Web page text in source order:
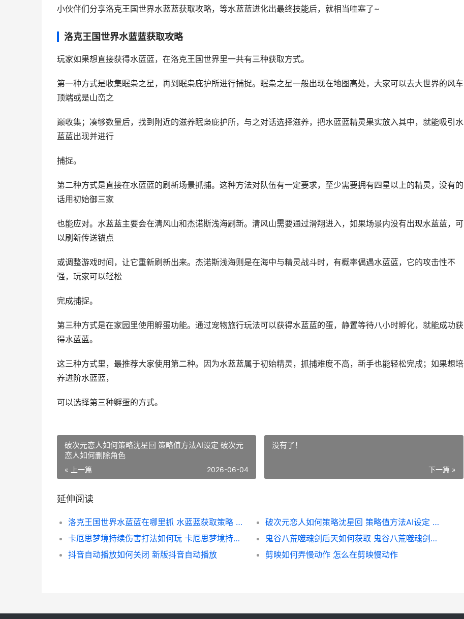
小伙伴们分享洛克王国世界水蓝蓝获取攻略，等水蓝蓝进化出最终技能后，就相当哇塞了~
洛克王国世界水蓝蓝获取攻略
玩家如果想直接获得水蓝蓝，在洛克王国世界里一共有三种获取方式。
第一种方式是收集眠枭之星，再到眠枭庇护所进行捕捉。眠枭之星一般出现在地图高处，大家可以去大世界的风车
顶端或是山峦之
巅收集；凑够数量后，找到附近的滋养眠枭庇护所，与之对话选择滋养，把水蓝蓝精灵果实放入其中，就能吸引水
蓝蓝出现并进行
捕捉。
第二种方式是直接在水蓝蓝的刷新场景抓捕。这种方法对队伍有一定要求，至少需要拥有四星以上的精灵，没有的
话用初始御三家
也能应对。水蓝蓝主要会在清风山和杰诺斯浅海刷新。清风山需要通过滑翔进入，如果场景内没有出现水蓝蓝，可
以刷新传送锚点
或调整游戏时间，让它重新刷新出来。杰诺斯浅海则是在海中与精灵战斗时，有概率偶遇水蓝蓝，它的攻击性不
强，玩家可以轻松
完成捕捉。
第三种方式是在家园里使用孵蛋功能。通过宠物旅行玩法可以获得水蓝蓝的蛋，静置等待八小时孵化，就能成功获
得水蓝蓝。
这三种方式里，最推荐大家使用第二种。因为水蓝蓝属于初始精灵，抓捕难度不高，新手也能轻松完成；如果想培
养进阶水蓝蓝，
可以选择第三种孵蛋的方式。
破次元恋人如何策略沈星回 策略值方法AI设定 破次元
恋人如何删除角色
« 上一篇 2026-06-04
没有了！
下一篇 »
延伸阅读
洛克王国世界水蓝蓝在哪里抓 水蓝蓝获取策略 洛克王国世界水滴蛇
破次元恋人如何策略沈星回 策略值方法AI设定 破次元恋人如何删除角色
卡厄思梦境持续伤害打法如何玩 卡厄思梦境持续伤害
鬼谷八荒噬魂剑后天如何获取 鬼谷八荒噬魂剑被人发现会怎么样
抖音自动播放如何关闭 新版抖音自动播放
剪映如何弄慢动作 怎么在剪映慢动作